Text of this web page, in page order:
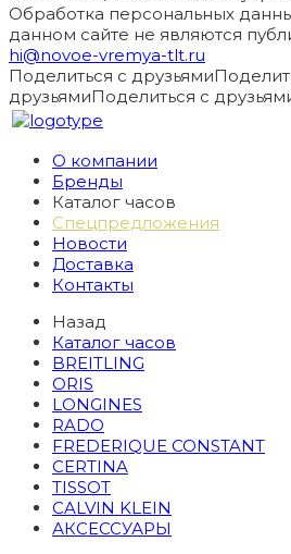
Обработка персональных
данном сайте не являются
hi@novoe-vremya-tlt.ru
Поделиться с друзьями
друзьямиПоделиться с
О компании
Бренды
Каталог часов
Спецпредложения
Новости
Доставка
Контакты
Назад
Каталог часов
BREITLING
ORIS
LONGINES
RADO
FREDERIQUE CONSTANT
CERTINA
TISSOT
CALVIN KLEIN
АКСЕССУАРЫ